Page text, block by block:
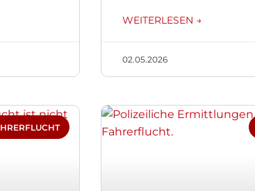
WEITERLESEN →
02.05.2026